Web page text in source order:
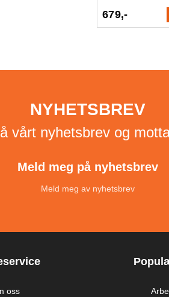
679,-
NYHETSBREV
vårt nyhetsbrev og
Meld meg på nyhetsbrev
Meld meg av nyhetsbrev
oss